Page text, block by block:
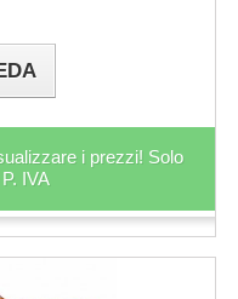
i prezzi! Solo
IVA